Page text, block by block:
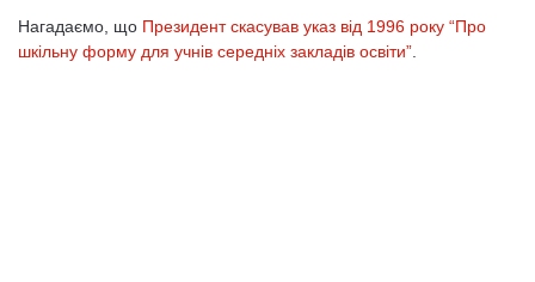
Нагадаємо, що Президент скасував указ від 1996 року “Про
шкільну форму для учнів середніх закладів освіти”